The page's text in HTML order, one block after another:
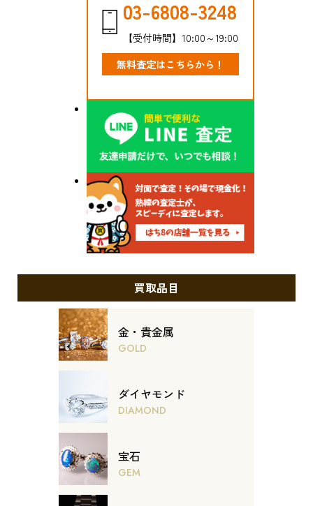
03-6808-3248
【受付時間】10:00～19:00
無料査定はこちらから！
買取品目
金・貴金属
GOLD
ダイヤモンド
DIAMOND
宝石
GEM